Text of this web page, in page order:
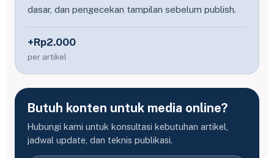
dasar, dan pengecekan tampilan sebelum publish.
+Rp2.000
per artikel
Butuh konten untuk media online?
Hubungi kami untuk konsultasi kebutuhan artikel,
jadwal update, dan teknis publikasi.